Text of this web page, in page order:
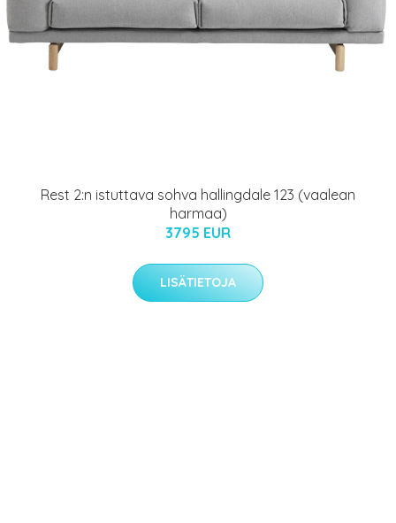
Rest 2:n istuttava sohva hallingdale 123 (vaalean
harmaa)
3795 EUR
LISÄTIETOJA